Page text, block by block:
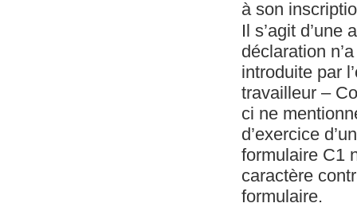
à son
Il s’agit d’une
déclaration
introduite par
travailleur –
ci ne
d’exercice
formulaire C1
caractère
formulaire.